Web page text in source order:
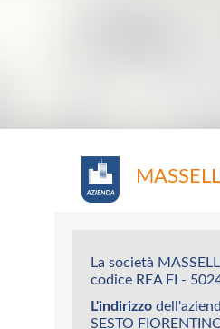
La società
codice REA FI -
L'indirizzo
SESTO